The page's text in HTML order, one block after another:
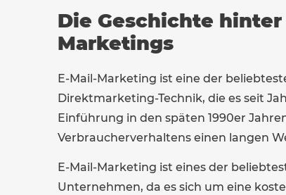
Die Geschichte
Marketings
E-Mail-Marketing ist eine der
Direktmarketing-Technik, die es seit
Einführung in den späten 1990er
Verbraucherverhaltens einen langen
E-Mail-Marketing ist eines der
Unternehmen, da es sich um eine